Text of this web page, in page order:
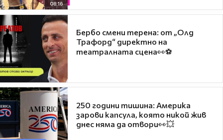
08:16
Бербо смени терена: от „Олд
Трафорд“ директно на
театралната сцена👀⚽
250 години тишина: Америка
зарови капсула, която никой жив
днес няма да отвори👀💥